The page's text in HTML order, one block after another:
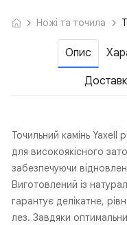
Ножі та точила
Опис
Точильний камінь
для високоякісного
забезпечуючи
Виготовлений із
гарантує делікатне,
лез. Завдяки